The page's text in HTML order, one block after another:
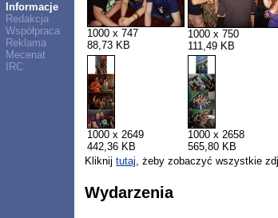
Informacje
Redakcja
Współpraca
Reklama
Mecenat
IRC
1000 x 747
88,73 KB
1000 x 750
111,49 KB
1000 x 2649
442,36 KB
1000 x 2658
565,80 KB
Kliknijtutaj, żeby zobaczyć wszystkie
Wydarzenia